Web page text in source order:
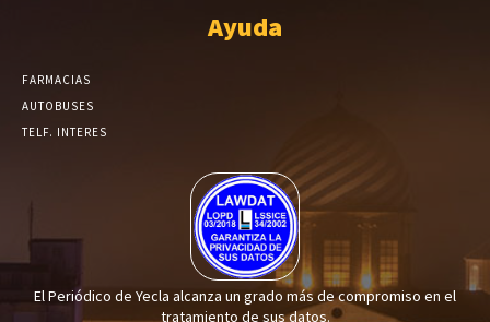
Ayuda
FARMACIAS
AUTOBUSES
TELF. INTERES
El Periódico de Yecla alcanza un grado más de compromiso en el
tratamiento de sus datos.